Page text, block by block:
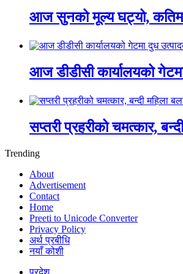
आज सुनको मूल्य घट्यो, कतिमा
आज डीडीसी कार्यालयको
सप्तरी प्रहरीको चमत्कार,
Trending
About
Advertisement
Contact
Home
Preeti to Unicode Converter
Privacy Policy
अर्थ प्रबीधि
नयाँ कोशी
प्रदेश